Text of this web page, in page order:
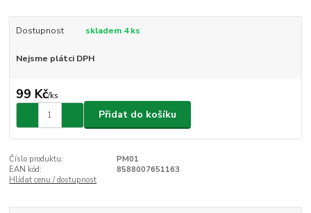
Dostupnost skladem 4 ks
Nejsme plátci DPH
99 Kč/ks
Přidat do košíku
Číslo produktu:
PM01
EAN kód:
8588007651163
Hlídat cenu / dostupnost